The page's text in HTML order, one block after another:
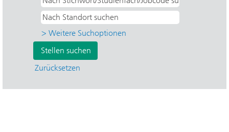
> Weitere Suchoptionen
Zurücksetzen